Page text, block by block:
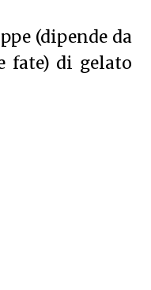
(dipende da
fate) di gelato